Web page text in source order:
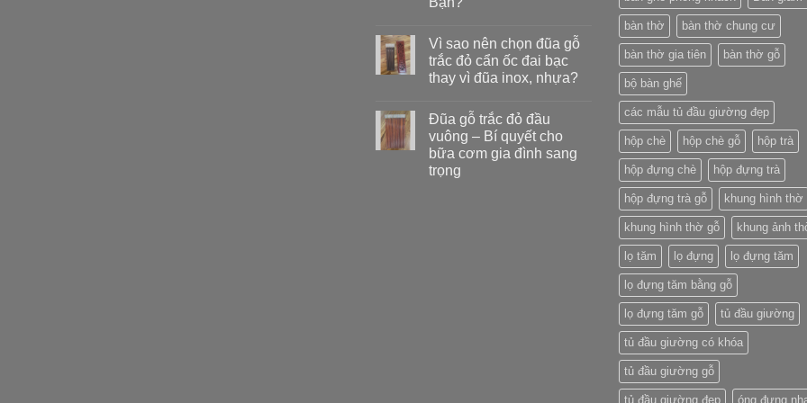
Vì sao nên chọn đũa gỗ
trắc đỏ cẩn ốc đai bạc
thay vì đũa inox, nhựa?
Đũa gỗ trắc đỏ đầu
vuông – Bí quyết cho
bữa cơm gia đình sang
trọng
bàn thờ bàn thờ chung cư
bàn thờ gia tiên bàn thờ gỗ
bộ bàn ghế
các mẫu tủ đầu giường đẹp
hộp chè hộp chè gỗ hộp trà
hộp đựng chè hộp đựng trà
hộp đựng trà gỗ khung hình thờ
khung hình thờ gỗ khung ảnh
lọ tăm lọ đựng lọ đựng tăm
lọ đựng tăm bằng gỗ
lọ đựng tăm gỗ tủ đầu giường
tủ đầu giường có khóa
tủ đầu giường gỗ
tủ đầu giường đẹp óng đựng